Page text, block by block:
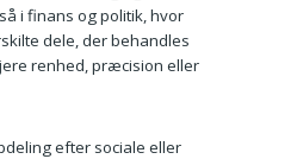
i finans og politik, hvor
dele, der behandles
renhed, præcision eller
efter sociale eller